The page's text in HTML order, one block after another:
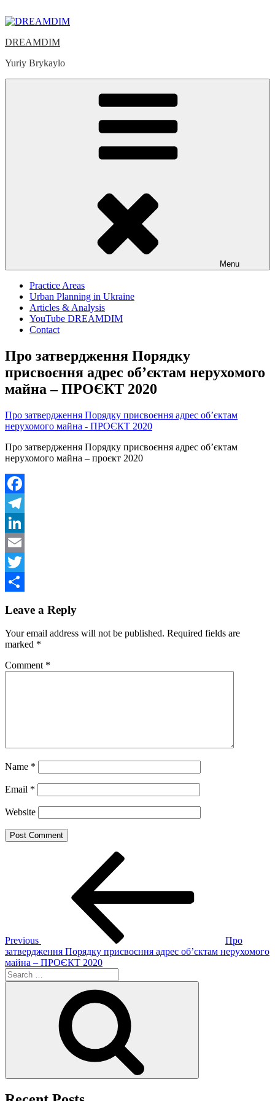
to
DREAMDIM
Yuriy Brykaylo
Menu
Practice Areas
Urban Planning in Ukraine
Articles & Analysis
YouTube DREAMDIM
Contact
Про затвердження Порядку
присвоєння адрес об’єктам нерухомого
майна – ПРОЄКТ 2020
Про затвердження Порядку присвоєння адрес об’єктам
нерухомого майна - ПРОЄКТ 2020
Про затвердження Порядку присвоєння адрес об’єктам
нерухомого майна – проєкт 2020
Facebook
Telegram
LinkedIn
Email
Twitter
Leave a Reply
Your email address will not be published. Required fields are
marked *
Comment *
Name *
Email *
Website
Previous
Про
затвердження Порядку присвоєння адрес об’єктам нерухомого
майна – ПРОЄКТ 2020
Search
for: